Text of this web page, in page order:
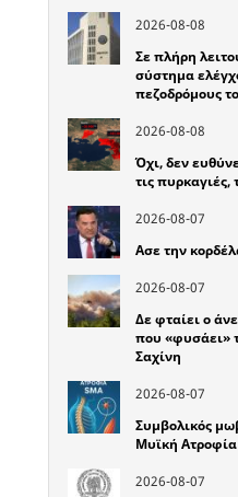
2026-08-08
Σε πλήρη
σύστημα
πεζοδρόμους
2026-08-08
Όχι, δεν
τις
2026-08-07
Ασε την
2026-08-07
Δε φταίει ο
που «φυσάει»
Σαχίνη
2026-08-07
Συμβολικός
Μυϊκή Ατροφία
2026-08-07